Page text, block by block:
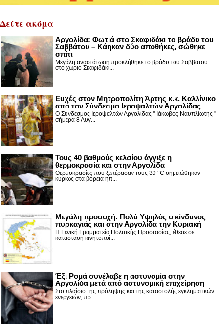
Δείτε ακόμα
Αργολίδα: Φωτιά στο Σκαφιδάκι το βράδυ του
Σαββάτου – Κάηκαν δύο αποθήκες, σώθηκε
σπίτι
Μεγάλη αναστάτωση προκλήθηκε το βράδυ του Σαββάτου
στο χωριό Σκαφιδάκι...
Ευχές στον Μητροπολίτη Άρτης κ.κ. Καλλίνικο
από τον Σύνδεσμο Ιεροψαλτών Αργολίδας
Ο Σύνδεσμος Ιεροψαλτών Αργολίδας '' Ιάκωβος Ναυπλίωτης ''
σήμερα 8 Αυγ...
Τους 40 βαθμούς κελσίου άγγιξε η
θερμοκρασία και στην Αργολίδα
Θερμοκρασίες που ξεπέρασαν τους 39 °C σημειώθηκαν
κυρίως στα βόρεια ηπ...
Μεγάλη προσοχή: Πολύ Υψηλός ο κίνδυνος
πυρκαγιάς και στην Αργολίδα την Κυριακή
Η Γενική Γραμματεία Πολιτικής Προστασίας, έθεσε σε
κατάσταση κινητοποί...
Έξι Ρομά συνέλαβε η αστυνομία στην
Αργολίδα μετά από αστυνομική επιχείρηση
Στο πλαίσιο της πρόληψης και της καταστολής εγκληματικών
ενεργειών, πρ...